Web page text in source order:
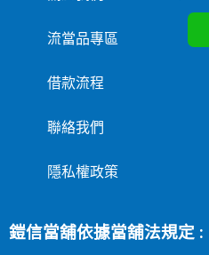
流當品專區
借款流程
聯絡我們
隱私權政策
鎧信當舖依據當舖法規定 :